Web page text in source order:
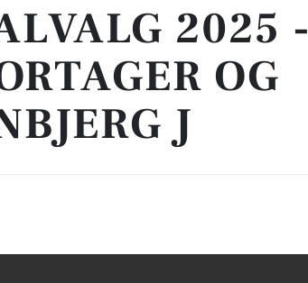
2025 -
OG
J